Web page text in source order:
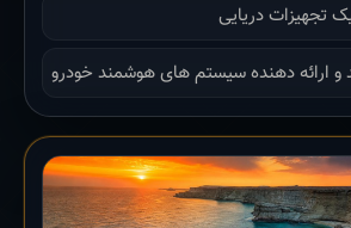
تجهیزات دریایی
و ارائه دهنده سیستم های هوشمند خودرو